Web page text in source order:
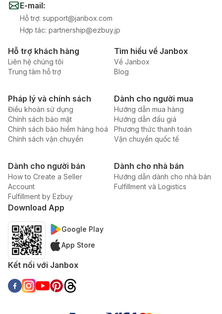
E-mail:
Hỗ trợ: support@janbox.com
Hợp tác: partnership@ezbuy.jp
Hỗ trợ khách hàng
Liên hệ chúng tôi
Trung tâm hỗ trợ
Tìm hiểu về Janbox
Về Janbox
Blog
Pháp lý và chính sách
Điều khoản sử dụng
Chính sách bảo mật
Chính sách bảo hiểm hàng hoá
Chính sách vận chuyển
Dành cho người mua
Hướng dẫn mua hàng
Hướng dẫn đấu giá
Phương thức thanh toán
Vận chuyển quốc tế
Dành cho người bán
How to Create a Seller
Account
Fulfillment by Ezbuy
Dành cho nhà bán
Hướng dẫn dành cho nhà bán
Fulfillment và Logistics
Download App
Google Play
App Store
Kết nối với Janbox